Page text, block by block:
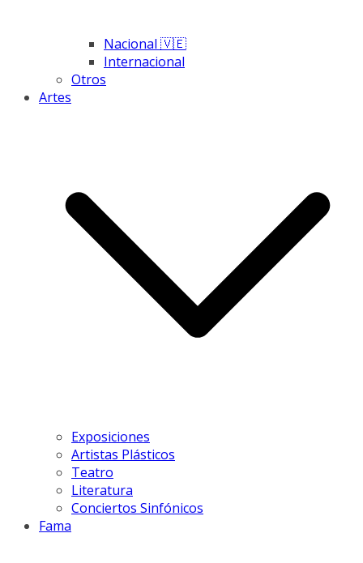
Nacional 🇻🇪
Internacional
Otros
Artes
Exposiciones
Artistas Plásticos
Teatro
Literatura
Conciertos Sinfónicos
Fama